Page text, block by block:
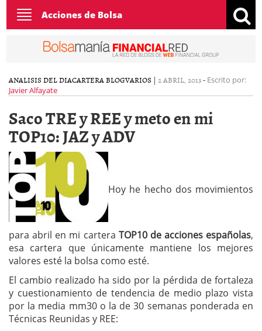
Toggle
navigation
Acciones de Bolsa
ANALISIS DEL DIACARTERA BLOGVARIOS | 2 ABRIL, 2013- Escrito por:
Javier Alfayate
Saco TRE y REE y meto en mi
TOP10: JAZ y ADV
Hoy he hecho dos movimientos
para abril en mi cartera TOP10 de acciones españolas,
esa cartera que únicamente mantiene los mejores
valores esté la bolsa como esté.
El cambio realizado ha sido por la pérdida de fortaleza
y cuestionamiento de tendencia de medio plazo vista
por la media mm30 o la de 30 semanas ponderada en
Técnicas Reunidas y REE: